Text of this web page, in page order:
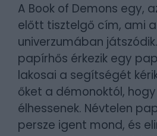
A Book of Demons egy,
előtt tisztelgő cím, ami
univerzumában
papírhős érkezik egy
lakosai a segítségét
őket a démonoktól,
élhessenek. Névtelen
persze igent mond, és